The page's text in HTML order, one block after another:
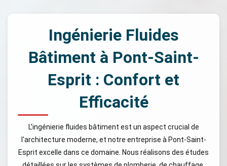
Ingénierie Fluides
Bâtiment à Pont-Saint-
Esprit : Confort et
Efficacité
L'ingénierie fluides bâtiment est un aspect crucial de
l'architecture moderne, et notre entreprise à Pont-Saint-
Esprit excelle dans ce domaine. Nous réalisons des études